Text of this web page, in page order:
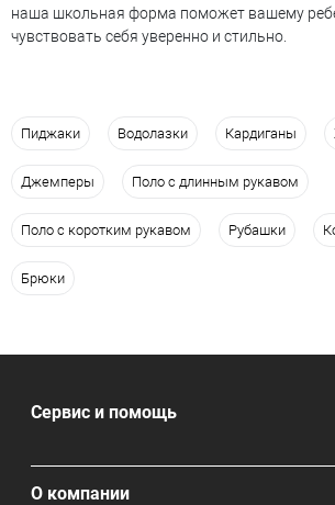
наша школьная форма поможет вашему
чувствовать себя уверенно и стильно.
Пиджаки Водолазки Кардиганы
Джемперы Поло с длинным рукавом
Поло с коротким рукавом Рубашки
Брюки
Сервис и помощь
О компании